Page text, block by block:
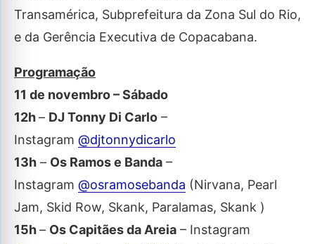
Transamérica, Subprefeitura da Zona Sul do Rio,
e da Gerência Executiva de Copacabana.
Programação
11 de novembro – Sábado
12h– DJ Tonny Di Carlo –
Instagram @djtonnydicarlo
13h – Os Ramos e Banda –
Instagram @osramosebanda (Nirvana, Pearl
Jam, Skid Row, Skank, Paralamas, Skank )
15h– Os Capitães da Areia – Instagram